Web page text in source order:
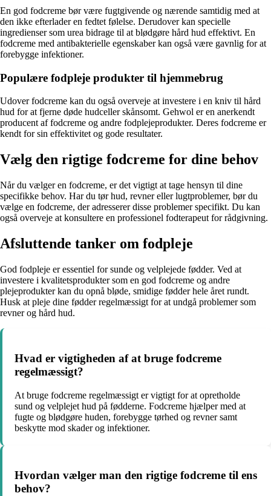
En god fodcreme bør være fugtgivende og nærende samtidig med at
den ikke efterlader en fedtet følelse. Derudover kan specielle
ingredienser som urea bidrage til at blødgøre hård hud effektivt. En
fodcreme med antibakterielle egenskaber kan også være gavnlig for at
forebygge infektioner.
Populære fodpleje produkter til hjemmebrug
Udover fodcreme kan du også overveje at investere i en kniv til hård
hud for at fjerne døde hudceller skånsomt. Gehwol er en anerkendt
producent af fodcreme og andre fodplejeprodukter. Deres fodcreme er
kendt for sin effektivitet og gode resultater.
Vælg den rigtige fodcreme for dine behov
Når du vælger en fodcreme, er det vigtigt at tage hensyn til dine
specifikke behov. Har du tør hud, revner eller lugtproblemer, bør du
vælge en fodcreme, der adresserer disse problemer specifikt. Du kan
også overveje at konsultere en professionel fodterapeut for rådgivning.
Afsluttende tanker om fodpleje
God fodpleje er essentiel for sunde og velplejede fødder. Ved at
investere i kvalitetsprodukter som en god fodcreme og andre
plejeprodukter kan du opnå bløde, smidige fødder hele året rundt.
Husk at pleje dine fødder regelmæssigt for at undgå problemer som
revner og hård hud.
Hvad er vigtigheden af at bruge fodcreme
regelmæssigt?
At bruge fodcreme regelmæssigt er vigtigt for at opretholde
sund og velplejet hud på fødderne. Fodcreme hjælper med at
fugte og blødgøre huden, forebygge tørhed og revner samt
beskytte mod skader og infektioner.
Hvordan vælger man den rigtige fodcreme til ens
behov?